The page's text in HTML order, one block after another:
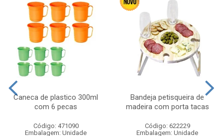
Caneca de plastico 300ml
com 6 pecas
Código: 471090
Embalagem: Unidade
Bandeja petisqueira de
madeira com porta tacas
Código: 622229
Embalagem: Unidade